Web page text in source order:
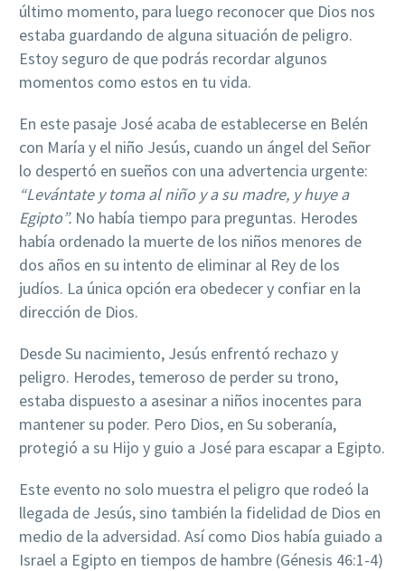
último momento, para luego reconocer que Dios nos
estaba guardando de alguna situación de peligro.
Estoy seguro de que podrás recordar algunos
momentos como estos en tu vida.
En este pasaje José acaba de establecerse en Belén
con María y el niño Jesús, cuando un ángel del Señor
lo despertó en sueños con una advertencia urgente:
“Levántate y toma al niño y a su madre, y huye a
Egipto”. No había tiempo para preguntas. Herodes
había ordenado la muerte de los niños menores de
dos años en su intento de eliminar al Rey de los
judíos. La única opción era obedecer y confiar en la
dirección de Dios.
Desde Su nacimiento, Jesús enfrentó rechazo y
peligro. Herodes, temeroso de perder su trono,
estaba dispuesto a asesinar a niños inocentes para
mantener su poder. Pero Dios, en Su soberanía,
protegió a su Hijo y guio a José para escapar a Egipto.
Este evento no solo muestra el peligro que rodeó la
llegada de Jesús, sino también la fidelidad de Dios en
medio de la adversidad. Así como Dios había guiado a
Israel a Egipto en tiempos de hambre (Génesis 46:1-4)